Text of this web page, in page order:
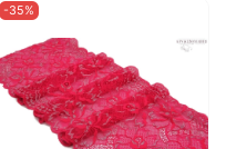
-35%